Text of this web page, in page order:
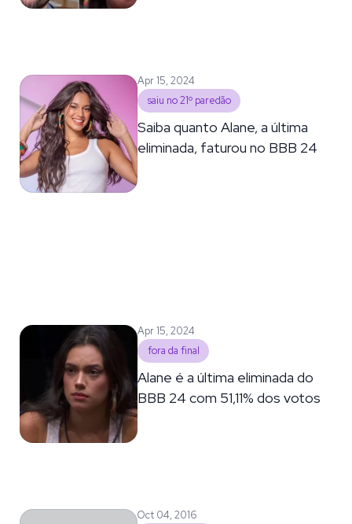
Apr 15, 2024
saiu no 21º paredão
Saiba quanto Alane, a última
eliminada, faturou no BBB 24
Apr 15, 2024
fora da final
Alane é a última eliminada do
BBB 24 com 51,11% dos votos
Oct 04, 2016